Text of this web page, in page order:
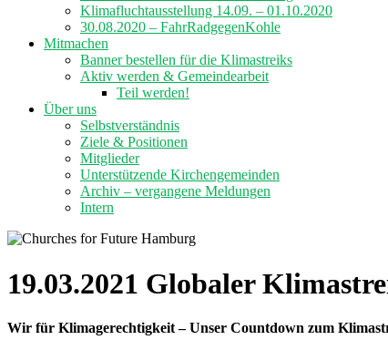
Klimafluchtausstellung 14.09. – 01.10.2020
30.08.2020 – FahrRadgegenKohle
Mitmachen
Banner bestellen für die Klimastreiks
Aktiv werden & Gemeindearbeit
Teil werden!
Über uns
Selbstverständnis
Ziele & Positionen
Mitglieder
Unterstützende Kirchengemeinden
Archiv – vergangene Meldungen
Intern
19.03.2021 Globaler
Wir für Klimagerechtigkeit – Unser Countdown zum